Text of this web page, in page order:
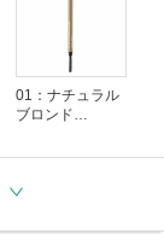
01：ナチュラル
ブロンド